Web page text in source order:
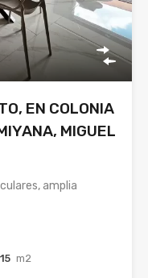
EN COLONIA
MIGUEL
amplia
m2